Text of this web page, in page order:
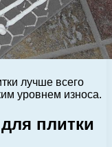
лучше всего
уровнем износа.
плитки